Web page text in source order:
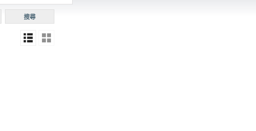
搜尋